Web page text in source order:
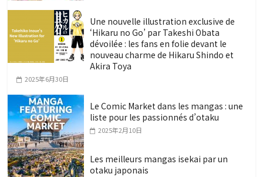
Une nouvelle illustration exclusive de
‘Hikaru no Go’ par Takeshi Obata
dévoilée : les fans en folie devant le
nouveau charme de Hikaru Shindo et
Akira Toya
2025年6月30日
Le Comic Market dans les mangas : une
liste pour les passionnés d’otaku
2025年2月10日
Les meilleurs mangas isekai par un
otaku japonais